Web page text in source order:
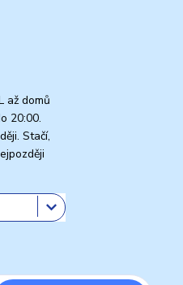
až domů
20:00.
Stačí,